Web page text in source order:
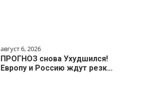
август 6, 2026
ПРОГНОЗ снова Ухудшился!
Европу и Россию ждут резк…